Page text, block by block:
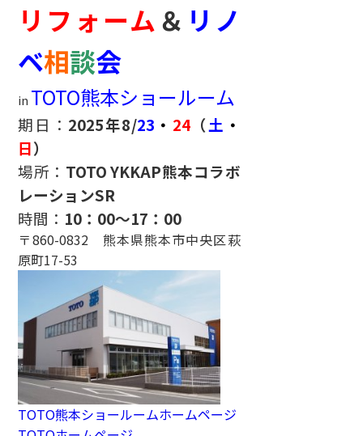
リフォーム ＆ リノ
ベ相談会
in TOTO熊本ショールーム
期日： 2025年8/23 ・ 24（土 ・
日）
場所： TOTO YKKAP熊本コラボ
レーションSR
時間： 10：00～17：00
〒860-0832 熊本県熊本市中央区萩
原町17-53
TOTO熊本ショールームホームページ